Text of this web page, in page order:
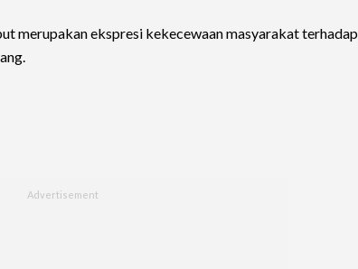
merupakan ekspresi kekecewaan masyarakat terhadap